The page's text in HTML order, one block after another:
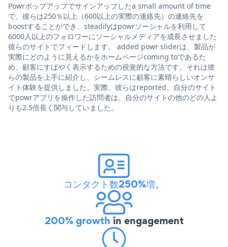
Powrポップアップでサインアップしたa small amount of time
で、彼らは250％以上（600以上の実際の連絡先）の連絡先を
boostすることができ、steadilyはpowrソーシャルを利用して
6000人以上のフォロワーにソーシャルメディアを成長させました
彼らのサイトでフィードします。 added powr sliderは、製品が
実際にどのように見えるかをホームページcoming toであるた
め、顧客にすばやく表示するための視覚的な方法です。それは彼
らの製品を上手に紹介し、シームレスに顧客に素晴らしいオンサ
イト体験を提供しました。実際、彼らはreported、自分のサイト
でpowrアプリを操作した訪問者は、自分のサイトの他のどの人よ
りも2.5倍長く関与していました。
コンタクト数250%増。
200% growth in engagement